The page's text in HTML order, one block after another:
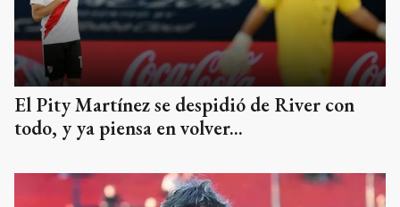
El Pity Martínez se despidió de River con
todo, y ya piensa en volver...